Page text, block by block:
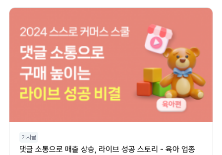
게시글
댓글 소통으로 매출 상승, 라이브 성공 스토리 - 육아 업종